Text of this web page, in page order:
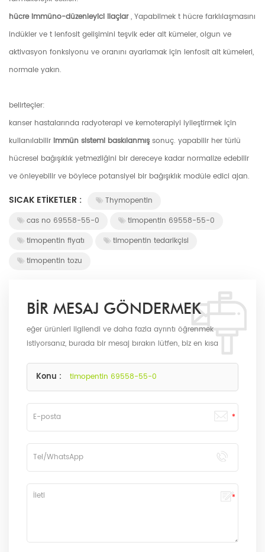
hücre immüno-düzenleyici ilaçlar, Yapabilmek t hücre farklılaşmasını
indükler ve t lenfosit gelişimini teşvik eder alt kümeler, olgun ve
aktivasyon fonksiyonu ve oranını ayarlamak için lenfosit alt kümeleri,
normale yakın.
belirteçler:
kanser hastalarında radyoterapi ve kemoterapiyi iyileştirmek için
kullanılabilir immün sistemi baskılanmış sonuç. yapabilir her türlü
hücresel bağışıklık yetmezliğini bir dereceye kadar normalize edebilir
ve önleyebilir ve böylece potansiyel bir bağışıklık modüle edici ajan.
SICAK ETIKETLER :
Thymopentin
cas no 69558-55-0
timopentin 69558-55-0
timopentin fiyatı
timopentin tedarikçisi
timopentin tozu
BIR MESAJ GÖNDERMEK
eğer ürünleri ilgilendi ve daha fazla ayrıntı öğrenmek
istiyorsanız, burada bir mesaj bırakın lütfen, biz en kısa
Konu : timopentin 69558-55-0